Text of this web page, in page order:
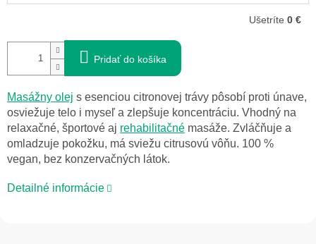
Ušetríte 0 €
Pridať do košíka
Masážny olej s esenciou citronovej trávy pôsobí proti únave,
osviežuje telo i myseľ a zlepšuje koncentráciu. Vhodný na
relaxačné, športové aj rehabilitačné masáže. Zvláčňuje a
omladzuje pokožku, má sviežu citrusovú vôňu. 100 %
vegan, bez konzervačných látok.
Detailné informácie